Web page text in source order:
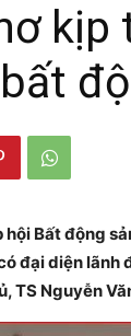
hội Bất động
đại diện lãnh
TS Nguyễn